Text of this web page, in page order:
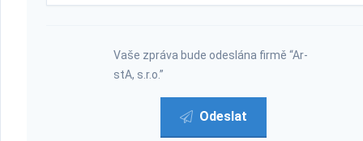
Vaše zpráva bude odeslána firmě “Ar-
stA, s.r.o.”
Odeslat